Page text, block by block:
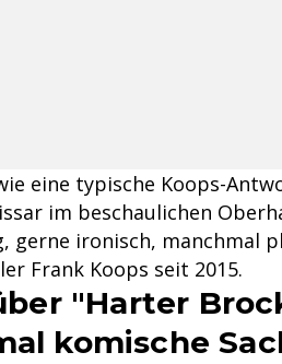
eine typische Koops-
im beschaulichen
ironisch, manchmal
Frank Koops seit 2015.
"Harter
komische